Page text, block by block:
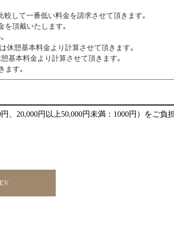
して一番低い料金を請求させて頂きます｡
を頂戴いたします｡
休憩基本料金より計算させて頂きます｡
基本料金より計算させて頂きます｡
ます｡
、20,000円以上50,000円未満：1000円）をご負